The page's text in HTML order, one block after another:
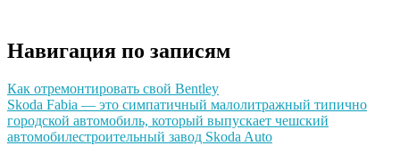
Навигация по записям
Как отремонтировать свой Bentley
Skoda Fabia — это симпатичный малолитражный типично
городской автомобиль, который выпускает чешский
автомобилестроительный завод Skoda Auto